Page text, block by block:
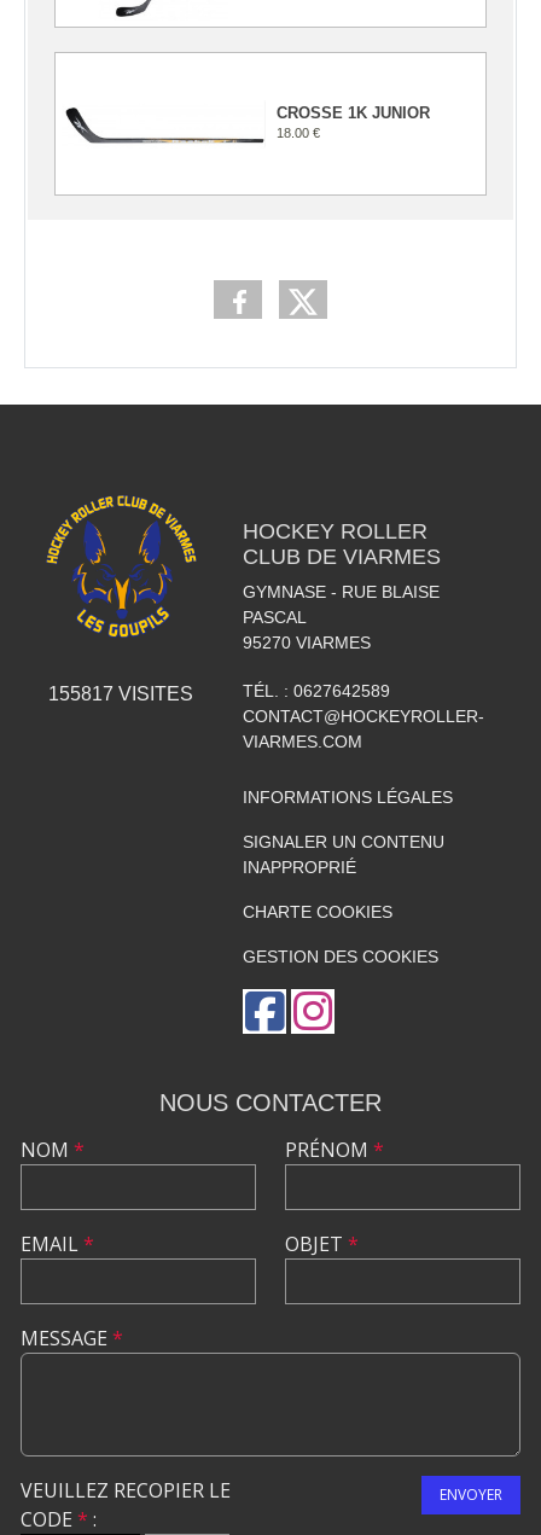
CROSSE 1K JUNIOR
18.00 €
155817 VISITES
HOCKEY ROLLER
CLUB DE VIARMES
GYMNASE - RUE BLAISE
PASCAL
95270 VIARMES
TÉL. : 0627642589
CONTACT@HOCKEYROLLER-
VIARMES.COM
INFORMATIONS LÉGALES
SIGNALER UN CONTENU
INAPPROPRIÉ
CHARTE COOKIES
GESTION DES COOKIES
NOUS CONTACTER
NOM *
EMAIL*
PRÉNOM *
OBJET *
MESSAGE *
VEUILLEZ RECOPIER LE
CODE * :
ENVOYER